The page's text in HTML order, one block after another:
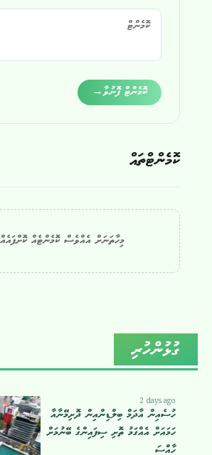
ކޮމެންޓް ފޮނުވާ→
ކޮމެންޓްތައް
މިހާތަނަށް އެއްވެސް ކޮމެންޓެއް
ގުޅުންހުރި
2 days ago
ހުސެއިން އާދަމް ބިލްޑިންއިން ދޮށިމޭނާއާ
ހަމައަށް އެއްގަމު ތޮށި ސިފައިންގެ ބޭނުމަށް
ހާއްސަ